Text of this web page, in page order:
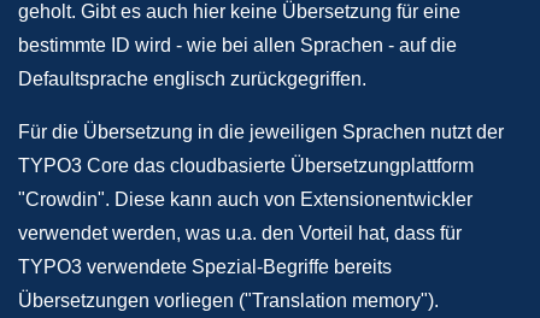
geholt. Gibt es auch hier keine Übersetzung für eine
bestimmte ID wird - wie bei allen Sprachen - auf die
Defaultsprache englisch zurückgegriffen.
Für die Übersetzung in die jeweiligen Sprachen nutzt der
TYPO3 Core das cloudbasierte Übersetzungplattform
"Crowdin". Diese kann auch von Extensionentwickler
verwendet werden, was u.a. den Vorteil hat, dass für
TYPO3 verwendete Spezial-Begriffe bereits
Übersetzungen vorliegen ("Translation memory").